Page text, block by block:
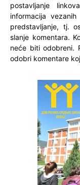
postavljanje
informacija
predstavljanje, tj.
slanje komentara.
neće biti odobreni.
odobri komentare